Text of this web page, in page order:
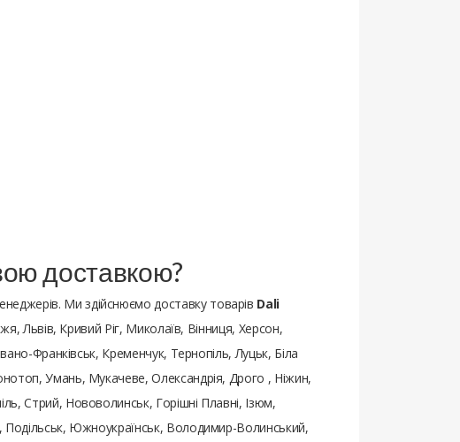
доставкою?
Ми здійснюємо доставку товарів Dali
Львів, Кривий Ріг, Миколаїв, Вінниця, Херсон,
Франківськ, Кременчук, Тернопіль, Луцьк, Біла
Умань, Мукачеве, Олександрія, Дрого , Ніжин,
Стрий, Нововолинськ, Горішні Плавні, Ізюм,
Южноукраїнськ, Володимир-Волинський,